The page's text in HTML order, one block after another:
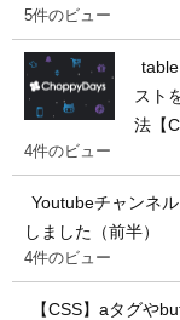
5件のビュー
スト
法【
4件のビュー
Youtubeチャンネ
しました（前半）
4件のビュー
【CSS】aタグや